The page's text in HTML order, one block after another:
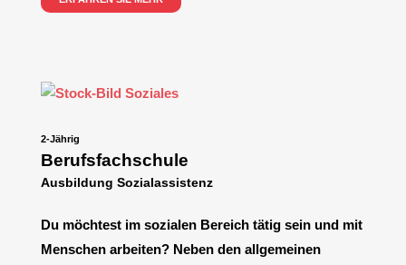
2-Jährig
Berufsfachschule
Ausbildung Sozialassistenz
Du möchtest im sozialen Bereich tätig sein und mit
Menschen arbeiten? Neben den allgemeinen